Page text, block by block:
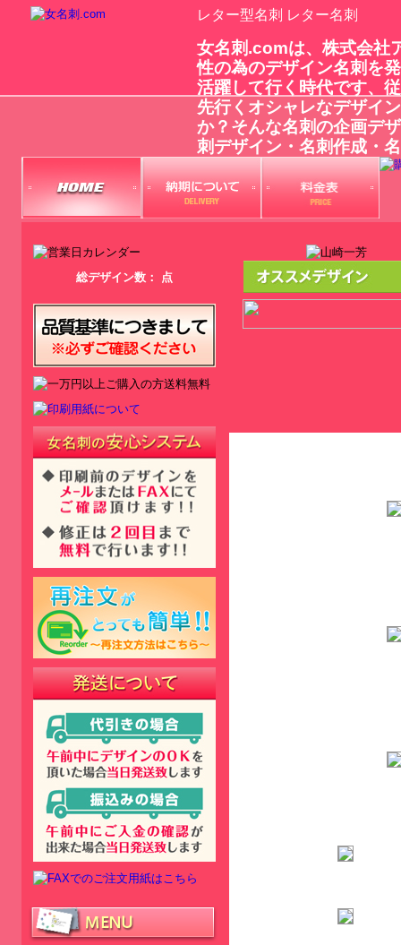
レター型名刺 レター名刺
女名刺.comは、株式会社
性の為のデザイン名刺を
活躍して行く時代です、
先行くオシャレなデザイ
か？そんな名刺の企画デ
刺デザイン・名刺作成・
総デザイン数： 点